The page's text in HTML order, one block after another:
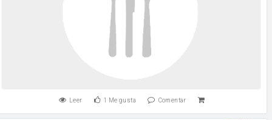
Leer 1 Me gusta Comentar